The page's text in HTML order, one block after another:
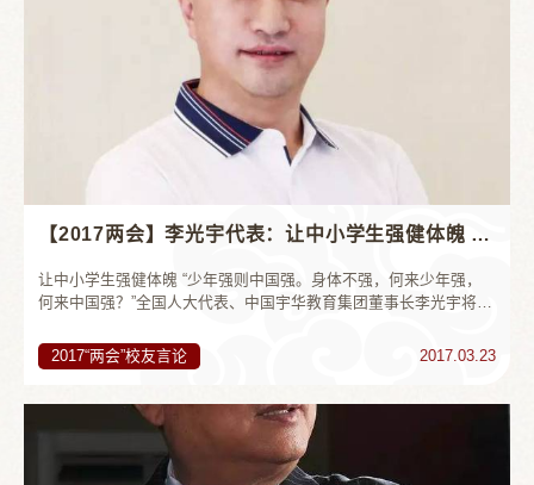
【2017两会】李光宇代表：让中小学生强健体魄 建议高考取消英语科目
让中小学生强健体魄 “少年强则中国强。身体不强，何来少年强，
何来中国强？”全国人大代表、中国宇华教育集团董事长李光宇将一
场。 作为从业多年的教...
2017“两会”校友言论 2017.03.23